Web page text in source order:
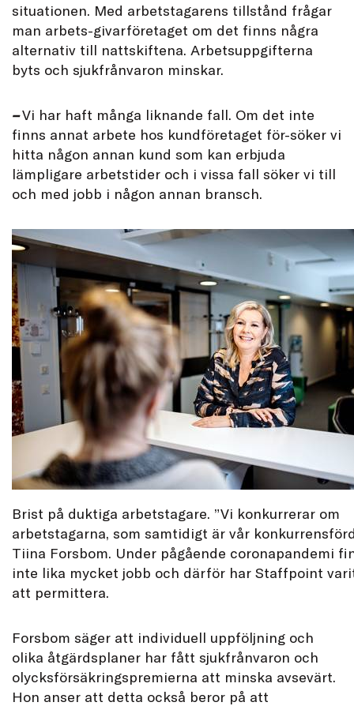
situationen. Med arbetstagarens tillstånd frågar
man arbets-givarföretaget om det finns några
alternativ till nattskiftena. Arbetsuppgifterna
byts och sjukfrånvaron minskar.
–Vi har haft många liknande fall. Om det inte
finns annat arbete hos kundföretaget för-söker vi
hitta någon annan kund som kan erbjuda
lämpligare arbetstider och i vissa fall söker vi till
och med jobb i någon annan bransch.
Brist på duktiga arbetstagare. ”Vi konkurrerar om
arbetstagarna, som samtidigt är vår
Tiina Forsbom. Under pågående coronapandemi
inte lika mycket jobb och därför har Staffpoint
att permittera.
Forsbom säger att individuell uppföljning och
olika åtgärdsplaner har fått sjukfrånvaron och
olycksförsäkringspremierna att minska avsevärt.
Hon anser att detta också beror på att